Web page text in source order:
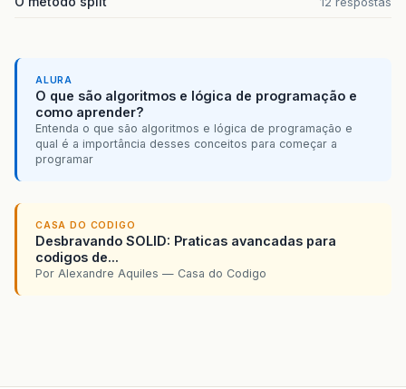
ALURA
O que são algoritmos e lógica de programação e
como aprender?
Entenda o que são algoritmos e lógica de programação e
qual é a importância desses conceitos para começar a
programar
CASA DO CODIGO
Desbravando SOLID: Praticas avancadas para
codigos de...
Por Alexandre Aquiles — Casa do Codigo